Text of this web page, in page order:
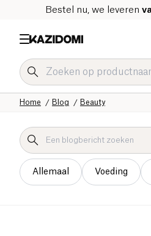
Bestel nu, we leveren
Beauty
Blog
Home
Allemaal Voeding